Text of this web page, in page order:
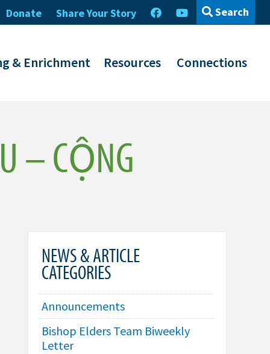
& Enrichment Resources Connections
Donate Share Your Story Search
– CỘNG
NEWS & ARTICLE
CATEGORIES
Announcements
Bishop Elders Team Biweekly
Letter